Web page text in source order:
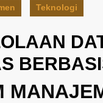
Teknologi